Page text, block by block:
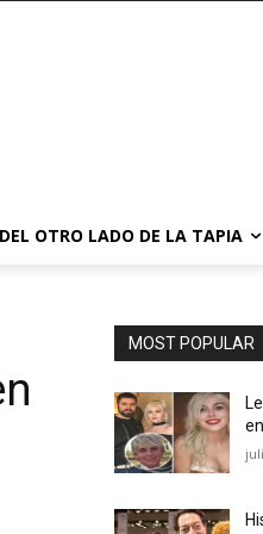
DEL OTRO LADO DE LA TAPIA
MOST POPULAR